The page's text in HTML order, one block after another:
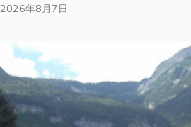
2026年8月7日